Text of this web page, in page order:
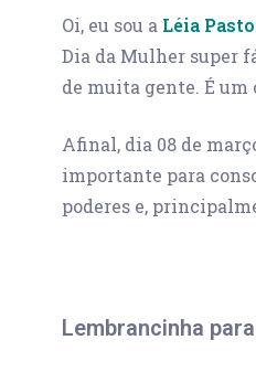
Oi, eu sou a Léia
Dia da Mulher super
de muita gente. É
Afinal, dia 08 de
importante para
poderes e,
Lembrancinha